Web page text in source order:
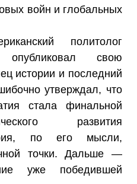
войн и глобальных
политолог
свою
истории и последний
утверждал, что
стала финальной
развития
по его мысли,
точки. Дальше —
уже победившей